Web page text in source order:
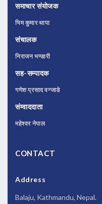
समाचार संयोजक
भिम कुमार थापा
संचालक
निराजन भण्डारी
सह-सम्पादक
गणेश प्रसाद वन्जाडे
संम्वाददाता
महेश्वर नेपाल
CONTACT
Address
Balaju, Kathmandu, Nepal.